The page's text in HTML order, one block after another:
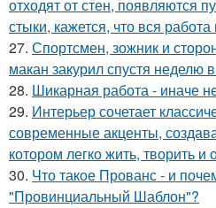
отходят от стен, появляются
стыки, кажется, что вся
27. Спортсмен, зожник и
макан закурил спустя неделю
28. Шикарная работа - иначе
29. Интерьер сочетает
современные акценты,
котором легко жить, творить и
30. Что такое Прованс - и
"Провинциальный Шаблон"?